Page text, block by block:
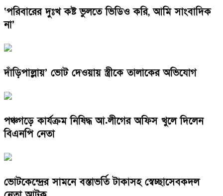
‘পরিবারের দুঃখ কষ্ট ভুলতে ভিডিও করি, আমি সাংবাদিক
না’
দাঁড়িপাল্লায়’ ভোট দেওয়ায় স্ত্রীকে তালাকের অভিযোগ
পঞ্চগড়ে কার্যক্রম নিষিদ্ধ আ.লীগের অফিস খুলে দিলেন
বিএনপি নেতা
ভোটকেন্দ্রের সামনে বস্তাভর্তি টাকাসহ স্বেচ্ছাসেবকদল